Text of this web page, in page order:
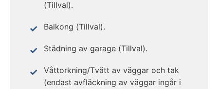
(Tillval).
Balkong (Tillval).
Städning av garage (Tillval).
Våttorkning/Tvätt av väggar och tak
(endast avfläckning av väggar ingår i